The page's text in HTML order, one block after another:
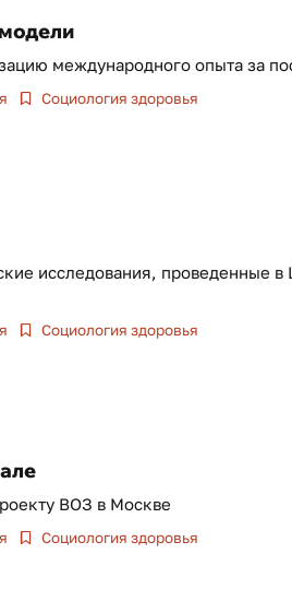
международного опыта за
Социология здоровья
исследования, проведенные в
Социология здоровья
ВОЗ в Москве
Социология здоровья